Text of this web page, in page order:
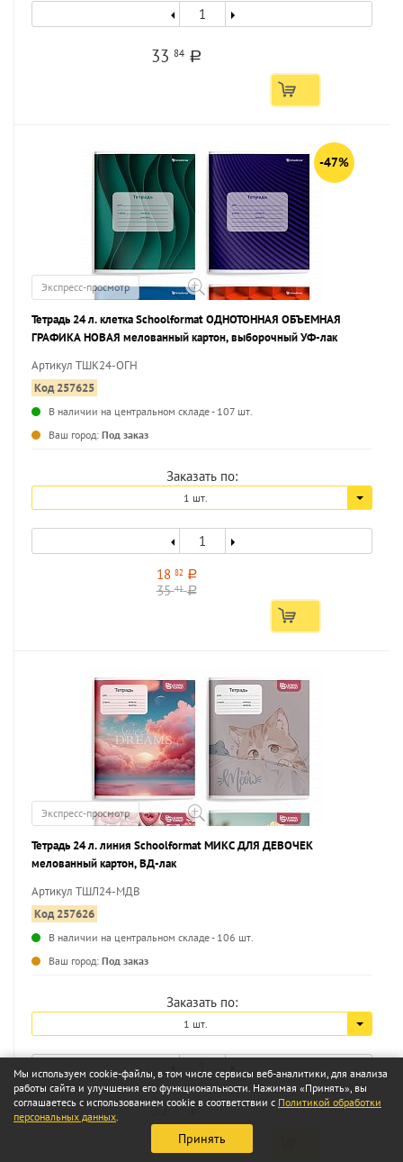
3384 a
-47%
Экспресс-просмотр
Тетрадь 24 л. клетка Schoolformat ОДНОТОННАЯ ОБЪЕМНАЯ
ГРАФИКА НОВАЯ мелованный картон, выборочный УФ-лак
Артикул ТШК24-ОГН
Код 257625
В наличии на центральном складе - 107 шт.
Ваш город: Под заказ
Заказать по:
1 шт.
18 82 a
3541 a
Экспресс-просмотр
Тетрадь 24 л. линия Schoolformat МИКС ДЛЯ ДЕВОЧЕК
мелованный картон, ВД-лак
Артикул ТШЛ24-МДВ
Код 257626
В наличии на центральном складе - 106 шт.
Ваш город: Под заказ
Заказать по:
1 шт.
3268 a
Мы используем cookie-файлы, в том числе сервисы веб-аналитики, для анализа
работы сайта и улучшения его функциональности. Нажимая «Принять», вы
соглашаетесь с использованием cookie в соответствии с Политикой обработки
персональных данных.
Принять